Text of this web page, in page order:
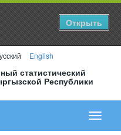
Открыть
English
статистический
Республики
меню